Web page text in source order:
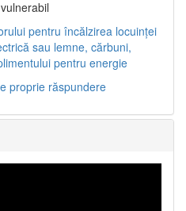
pentru încălzirea locuinței
sau lemne, cărbuni,
pentru energie
proprie răspundere